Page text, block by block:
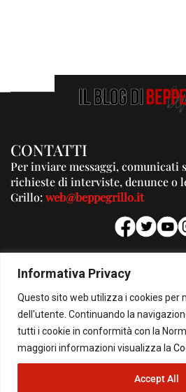
Informativa Privacy
Questo sito web utilizza i cookies per
dell'utente. Continuando la
tutti i cookie in conformità con la
maggiori informazioni visualizza la
Accept All
CONTATTI
Per inviare messaggi, comunicati
richieste di interviste, denunce o
Grillo:web@beppegrillo.it
Per la tua
© Copyright 2026 - Il Blog di Beppe Grillo. All